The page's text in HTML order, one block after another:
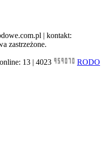
| kontakt:
zastrzeżone.
13 | 4023 RODO